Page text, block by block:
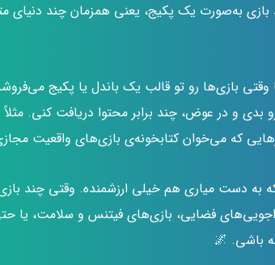
به‌صورت یک پکیج، یعنی همزمان چند دنیای
بازی‌ها رو تو قالب یک باندل یا پکیج
بدی و در عوض، چند برابر محتوا دریافت کنی.
که می‌خوان کتابخونه‌ی بازی‌های واقعیت
به دست میاری هم خیلی ارزشمنده. وقتی چند
فضایی، بازی‌های فیتنس و سلامت،
باشی. 🌌